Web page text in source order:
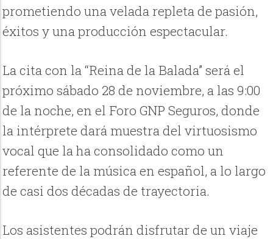
prometiendo una velada repleta de pasión,
éxitos y una producción espectacular.
La cita con la “Reina de la Balada” será el
próximo sábado 28 de noviembre, a las 9:00
de la noche, en el Foro GNP Seguros, donde
la intérprete dará muestra del virtuosismo
vocal que la ha consolidado como un
referente de la música en español, a lo largo
de casi dos décadas de trayectoria.
Los asistentes podrán disfrutar de un viaje